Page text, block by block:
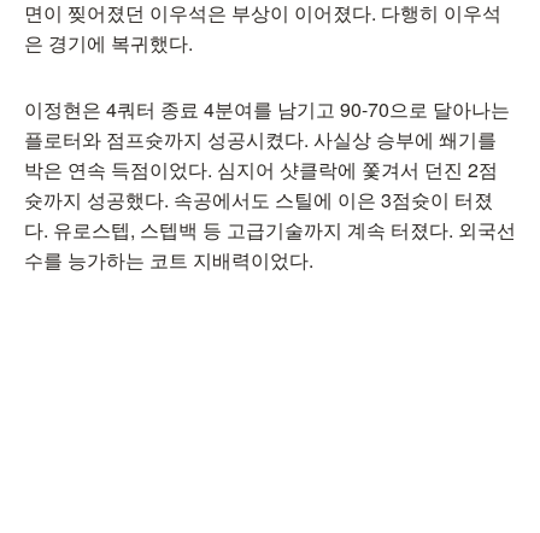
면이 찢어졌던 이우석은 부상이 이어졌다. 다행히 이우석
은 경기에 복귀했다.
이정현은 4쿼터 종료 4분여를 남기고 90-70으로 달아나는
플로터와 점프슛까지 성공시켰다. 사실상 승부에 쐐기를
박은 연속 득점이었다. 심지어 샷클락에 쫓겨서 던진 2점
슛까지 성공했다. 속공에서도 스틸에 이은 3점슛이 터졌
다. 유로스텝, 스텝백 등 고급기술까지 계속 터졌다. 외국선
수를 능가하는 코트 지배력이었다.